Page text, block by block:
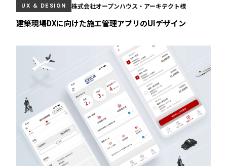
UX & DESIGN 株式会社オープンハウス・アーキテクト様
️建築現場DXに向けた施工管理アプリのUIデザイン